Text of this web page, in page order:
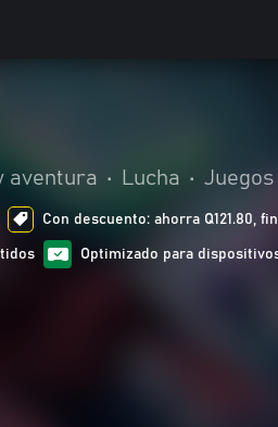
aventura • Lucha •
Con descuento: ahorra Q121.80,
Optimizado para